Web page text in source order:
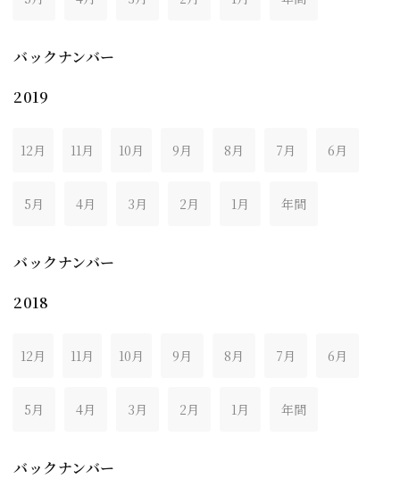
バックナンバー
2019
12月 11月 10月 9月 8月 7月 6月
5月 4月 3月 2月 1月 年間
バックナンバー
2018
12月 11月 10月 9月 8月 7月 6月
5月 4月 3月 2月 1月 年間
バックナンバー